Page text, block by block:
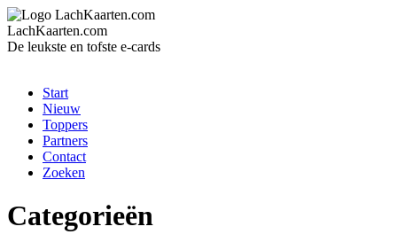
LachKaarten.com
De leukste en tofste e-cards
Start
Nieuw
Toppers
Partners
Contact
Zoeken
Categorieën